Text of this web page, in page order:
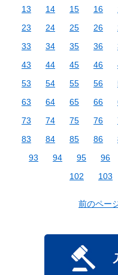
13
14 15 16
23
24 25 26
33
34 35 36
43
44 45 46
53
54 55 56
63
64 65 66
73
74 75 76
83
84 85 86
93
94 95 96
102
103
前のペー